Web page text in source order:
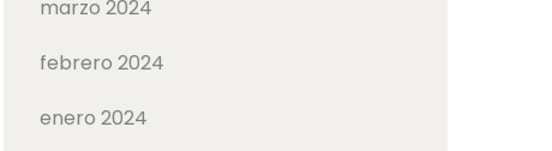
marzo 2024
febrero 2024
enero 2024